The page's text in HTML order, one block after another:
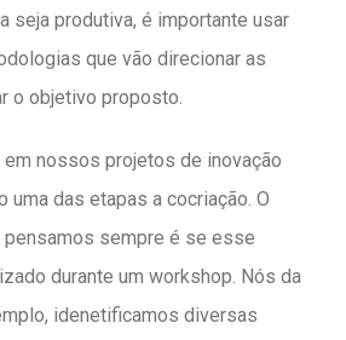
seja produtiva, é importante usar
que vão direcionar as
o objetivo proposto.
em nossos projetos de inovação
uma das etapas a cocriação. O
sempre é se esse
durante um workshop. Nós da
idenetificamos diversas